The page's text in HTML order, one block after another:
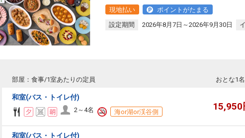
現地払い
ポイントがたまる
設定期間
2026年8月7日～2026年9月30日
部屋：食事/1室あたりの定員 おとな1
和室(バス・トイレ付)
2～4名 海or湖or渓谷側 15,950
和室(バス・トイレ付)